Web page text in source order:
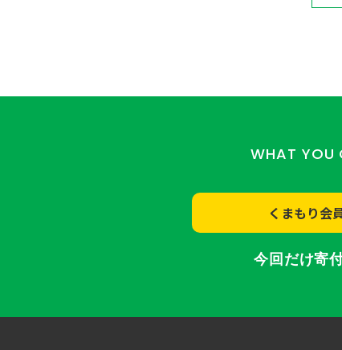
WHAT YOU
くまもり会
今回だけ寄